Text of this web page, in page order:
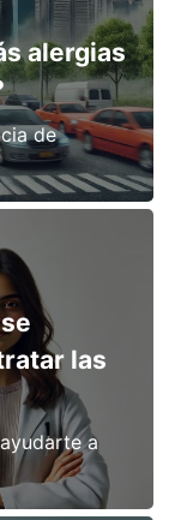
alergias
de
las
a